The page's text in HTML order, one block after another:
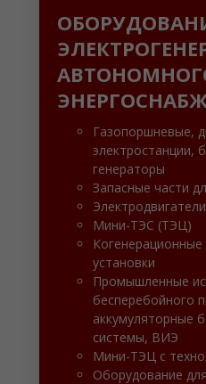
Газопоршневые,
электростанции,
генераторы
Запасные части
Мини-ТЭС (ТЭЦ)
установки
Промышленные
бесперебойного
аккумуляторные
системы, ВИЭ
Мини-ТЭЦ с
Оборудование